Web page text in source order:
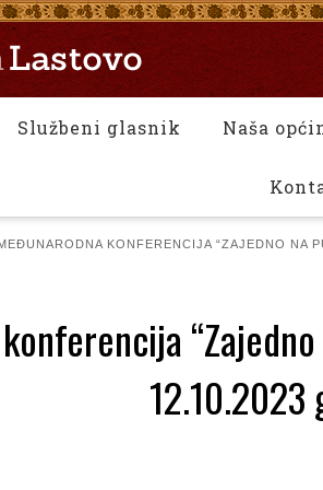
Službeni glasnik Naša
KONFERENCIJA “ZAJEDNO NA
12.10.2023